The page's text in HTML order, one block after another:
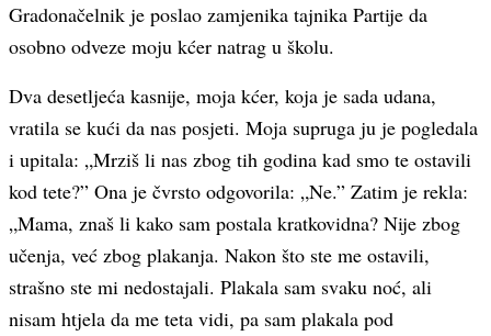
Gradonačelnik je poslao zamjenika tajnika Partije da
osobno odveze moju kćer natrag u školu.
Dva desetljeća kasnije, moja kćer, koja je sada udana,
vratila se kući da nas posjeti. Moja supruga ju je pogledala
i upitala: „Mrziš li nas zbog tih godina kad smo te ostavili
kod tete?” Ona je čvrsto odgovorila: „Ne.” Zatim je rekla:
„Mama, znaš li kako sam postala kratkovidna? Nije zbog
učenja, već zbog plakanja. Nakon što ste me ostavili,
strašno ste mi nedostajali. Plakala sam svaku noć, ali
nisam htjela da me teta vidi, pa sam plakala pod